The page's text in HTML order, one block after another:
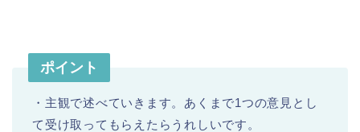
ポイント
・主観で述べていきます。あくまで1つの意見とし
て受け取ってもらえたらうれしいです。